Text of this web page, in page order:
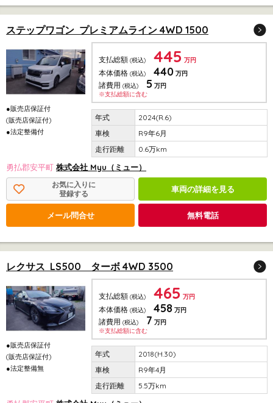
ステップワゴン プレミアムライン 4WD 1500
●販売店保証付
(販売店保証付)
●法定整備付
支払総額 (税込) 445 万円
本体価格 (税込) 440 万円
諸費用 (税込) 5 万円
※支払総額に含む
2024(R.6)
R9年6月
0.6万km
勇払郡安平町 株式会社 Myu（ミュー）
お気に入りに
登録する
車両の詳細を見る
メール問合せ 無料電話
レクサス LS500 ターボ 4WD 3500
●販売店保証付
(販売店保証付)
●法定整備無
支払総額 (税込) 465 万円
本体価格 (税込) 458 万円
諸費用 (税込) 7 万円
※支払総額に含む
2018(H.30)
R9年4月
5.5万km